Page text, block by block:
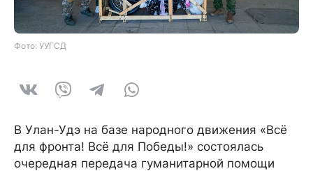
Фото: УУГСД
В Улан-Удэ на базе народного движения «Всё
для фронта! Всё для Победы!» состоялась
очередная передача гуманитарной помощи